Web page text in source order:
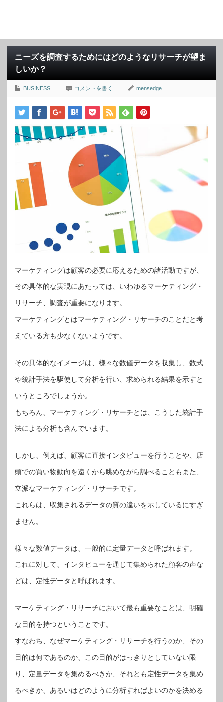
ニーズを調査するためにはどのようなリサーチが望ま
しいか？
BUSINESS コメントを書く mensedge
マーケティングは顧客の必要に応えるための諸活動ですが、
その具体的な実現にあたっては、いわゆるマーケティング・
リサーチ、調査が重要になります。
マーケティングとはマーケティング・リサーチのことだと考
えている方も少なくないようです。
その具体的なイメージは、様々な数値データを収集し、数式
や統計手法を駆使して分析を行い、求められる結果を示すと
いうところでしょうか。
もちろん、マーケティング・リサーチとは、こうした統計手
法による分析も含んでいます。
しかし、例えば、顧客に直接インタビューを行うことや、店
頭での買い物動向を遠くから眺めながら調べることもまた、
立派なマーケティング・リサーチです。
これらは、収集されるデータの質の違いを示しているにすぎ
ません。
様々な数値データは、一般的に定量データと呼ばれます。
これに対して、インタビューを通じて集められた顧客の声な
どは、定性データと呼ばれます。
マーケティング・リサーチにおいて最も重要なことは、明確
な目的を持つということです。
すなわち、なぜマーケティング・リサーチを行うのか、その
目的は何であるのか、この目的がはっきりとしていない限
り、定量データを集めるべきか、それとも定性データを集め
るべきか、あるいはどのように分析すればよいのかを決める